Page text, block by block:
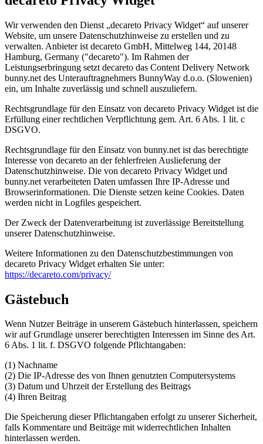
Wir verwenden den Dienst „decareto Privacy Widget“ auf unserer
Website, um unsere Datenschutzhinweise zu erstellen und zu
verwalten. Anbieter ist decareto GmbH, Mittelweg 144, 20148
Hamburg, Germany ("decareto"). Im Rahmen der
Leistungserbringung setzt decareto das Content Delivery Network
bunny.net des Unterauftragnehmers BunnyWay d.o.o. (Slowenien)
ein, um Inhalte zuverlässig und schnell auszuliefern.
Rechtsgrundlage für den Einsatz von decareto Privacy Widget ist die
Erfüllung einer rechtlichen Verpflichtung gem. Art. 6 Abs. 1 lit. c
DSGVO.
Rechtsgrundlage für den Einsatz von bunny.net ist das berechtigte
Interesse von decareto an der fehlerfreien Auslieferung der
Datenschutzhinweise. Die von decareto Privacy Widget und
bunny.net verarbeiteten Daten umfassen Ihre IP-Adresse und
Browserinformationen. Die Dienste setzen keine Cookies. Daten
werden nicht in Logfiles gespeichert.
Der Zweck der Datenverarbeitung ist zuverlässige Bereitstellung
unserer Datenschutzhinweise.
Weitere Informationen zu den Datenschutzbestimmungen von
decareto Privacy Widget erhalten Sie unter:
https://decareto.com/privacy/
Gästebuch
Wenn Nutzer Beiträge in unserem Gästebuch hinterlassen, speichern
wir auf Grundlage unserer berechtigten Interessen im Sinne des Art.
6 Abs. 1 lit. f. DSGVO folgende Pflichtangaben:
(1) Nachname
(2) Die IP-Adresse des von Ihnen genutzten Computersystems
(3) Datum und Uhrzeit der Erstellung des Beitrags
(4) Ihren Beitrag
Die Speicherung dieser Pflichtangaben erfolgt zu unserer Sicherheit,
falls Kommentare und Beiträge mit widerrechtlichen Inhalten
hinterlassen werden.